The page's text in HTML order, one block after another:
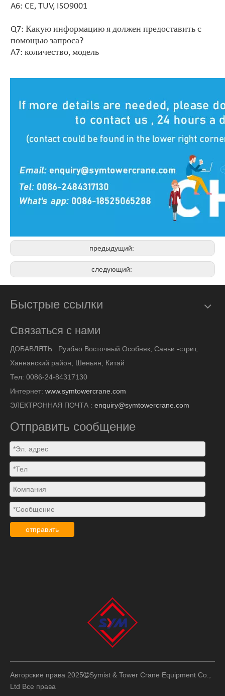
A6: CE, TUV, ISO9001
Q7: Какую информацию я должен предоставить с
помощью запроса?
A7: количество, модель
предыдущий:
следующий:
Быстрые ссылки
Связаться с нами
ДОБАВЛЯТЬ : Руибао Восточный Особняк, Саньи -стрит,
Ханнанский район, Шеньян, Китай
Тел: 0086-24-84317130
Интернет: www.symtowercrane.com
ЭЛЕКТРОННАЯ ПОЧТА : enquiry@symtowercrane.com
Отправить сообщение
отправить
Авторские права 2025Symist & Tower Crane Equipment Co.,
Ltd Все права